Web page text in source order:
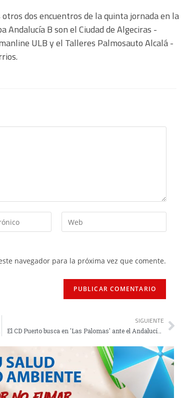
otros dos encuentros de la quinta jornada en la
Andalucía B son el Ciudad de Algeciras -
ULB y el Talleres Palmosauto Alcalá -
navegador para la próxima vez que comente.
SIGUIENTE
El CD Puerto busca en 'Las Palomas' ante el Andalucía su octava victoria